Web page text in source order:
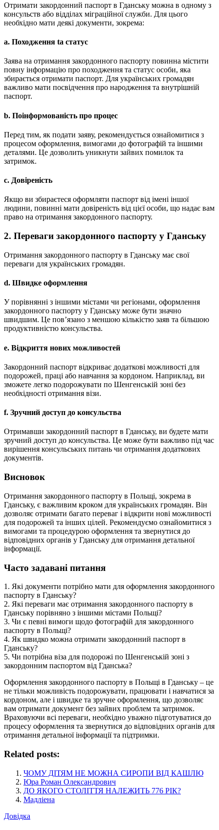
Отримати закордонний паспорт в Гданську можна в одному з
консульств або відділах міграційної служби. Для цього
необхідно мати деякі документи, зокрема:
a. Походження ta статус
Заява на отримання закордонного паспорту повинна містити
повну інформацію про походження та статус особи, яка
збирається отримати паспорт. Для українських громадян
важливо мати посвідчення про народження та внутрішній
паспорт.
b. Поінформованість про процес
Перед тим, як подати заяву, рекомендується ознайомитися з
процесом оформлення, вимогами до фотографій та іншими
деталями. Це дозволить уникнути зайвих помилок та
затримок.
c. Довіреність
Якщо ви збираєтеся оформляти паспорт від імені іншої
людини, повинні мати довіреність від цієї особи, що надає вам
право на отримання закордонного паспорту.
2. Переваги закордонного паспорту у Гданську
Отримання закордонного паспорту в Гданську має свої
переваги для українських громадян.
d. Швидке оформлення
У порівнянні з іншими містами чи регіонами, оформлення
закордонного паспорту у Гданську може бути значно
швидшим. Це пов’язано з меншою кількістю заяв та більшою
продуктивністю консульства.
e. Відкриття нових можливостей
Закордонний паспорт відкриває додаткові можливості для
подорожей, праці або навчання за кордоном. Наприклад, ви
зможете легко подорожувати по Шенгенській зоні без
необхідності отримання візи.
f. Зручний доступ до консульства
Отримавши закордонний паспорт в Гданську, ви будете мати
зручний доступ до консульства. Це може бути важливо під час
вирішення консульських питань чи отримання додаткових
документів.
Висновок
Отримання закордонного паспорту в Польщі, зокрема в
Гданську, є важливим кроком для українських громадян. Він
дозволяє отримати багато переваг і відкрити нові можливості
для подорожей та інших цілей. Рекомендуємо ознайомитися з
вимогами та процедурою оформлення та звернутися до
відповідних органів у Гданську для отримання детальної
інформації.
Часто задавані питання
1. Які документи потрібно мати для оформлення закордонного
паспорту в Гданську?
2. Які переваги має отримання закордонного паспорту в
Гданську порівняно з іншими містами Польщі?
3. Чи є певні вимоги щодо фотографій для закордонного
паспорту в Польщі?
4. Як швидко можна отримати закордонний паспорт в
Гданську?
5. Чи потрібна віза для подорожі по Шенгенській зоні з
закордонним паспортом від Гданська?
Оформлення закордонного паспорту в Польщі в Гданську – це
не тільки можливість подорожувати, працювати і навчатися за
кордоном, але і швидке та зручне оформлення, що дозволяє
вам отримати документ без зайвих проблем та затримок.
Враховуючи всі переваги, необхідно уважно підготуватися до
процесу оформлення та звернутися до відповідних органів для
отримання детальної інформації та підтримки.
Related posts:
ЧОМУ ДІТЯМ НЕ МОЖНА СИРОПИ ВІД КАШЛЮ
Юра Роман Олександрович
ДО ЯКОГО СТОЛІТТЯ НАЛЕЖИТЬ 776 РІК?
Мадліена
Довідка